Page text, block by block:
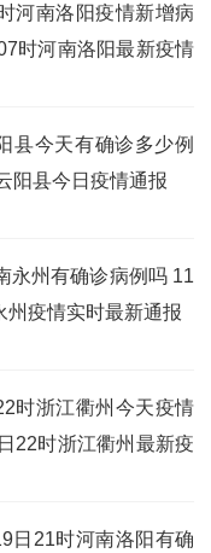
河南洛阳疫情新增病
时河南洛阳最新疫情
县今天有确诊多少例
阳县今日疫情通报
永州有确诊病例吗 11
州疫情实时最新通报
时浙江衢州今天疫情
22时浙江衢州最新疫
日21时河南洛阳有确